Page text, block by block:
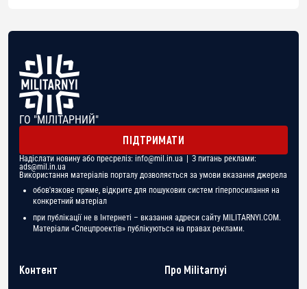
ГО "МІЛІТАРНИЙ"
ПІДТРИМАТИ
Надіслати новину або пресреліз: info@mil.in.ua | З питань реклами:
ads@mil.in.ua
Використання матеріалів порталу дозволяється за умови вказання джерела
обов'язкове пряме, відкрите для пошукових систем гіперпосилання на
конкретний матеріал
при публікації не в Інтернеті – вказання адреси сайту MILITARNYI.COM.
Матеріали «Спецпроектів» публікуються на правах реклами.
Контент Про Militarnyi